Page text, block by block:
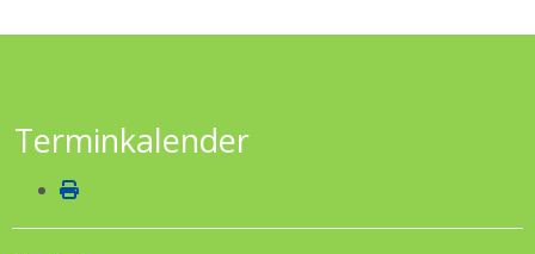
Terminkalender